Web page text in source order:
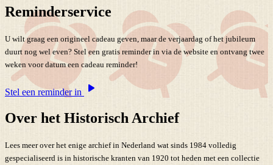
Reminderservice
U wilt graag een origineel cadeau geven, maar de verjaardag of het jubileum
duurt nog wel even? Stel een gratis reminder in via de website en ontvang twee
weken voor datum een cadeau reminder!
Stel een reminder in
Over het Historisch Archief
Lees meer over het enige archief in Nederland wat sinds 1984 volledig
gespecialiseerd is in historische kranten van 1920 tot heden met een collectie